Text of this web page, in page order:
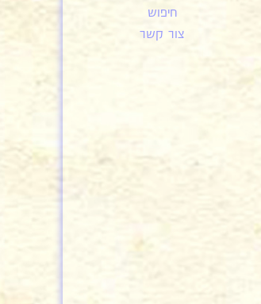
חיפוש
צור קשר